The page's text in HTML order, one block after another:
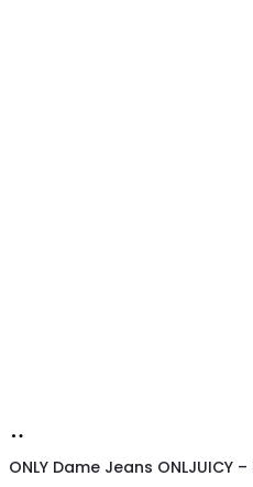
hos
ONLY Dame Jeans ONLJUICY